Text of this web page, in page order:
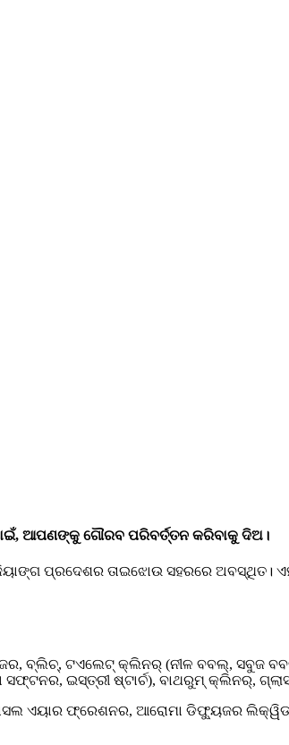
ପାଇଁ, ଆପଣଙ୍କୁ ଗୌରବ ପରିବର୍ତ୍ତନ କରିବାକୁ ଦିଅ।
ପ୍ରଦେଶର ତାଇଝୋଉ ସହରରେ ଅବସ୍ଥିତ।
ବ୍ଲିଚ୍, ଟଏଲେଟ୍ କ୍ଲିନର୍ (ନୀଳ ବବଲ୍,
ଇସ୍ତ୍ରୀ ଷ୍ଟାର୍ଚ), ବାଥରୁମ୍ କ୍ଲିନର୍,
ଏୟାର ଫ୍ରେଶନର, ଆରୋମା ଡିଫ୍ୟୁଜର